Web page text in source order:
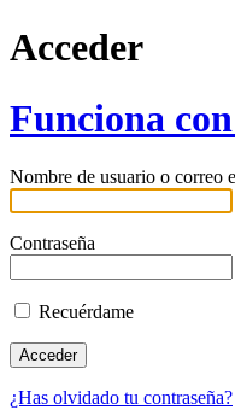
Acceder
Funciona
Nombre de usuario o correo
Contraseña
Recuérdame
¿Has olvidado tu contraseña?